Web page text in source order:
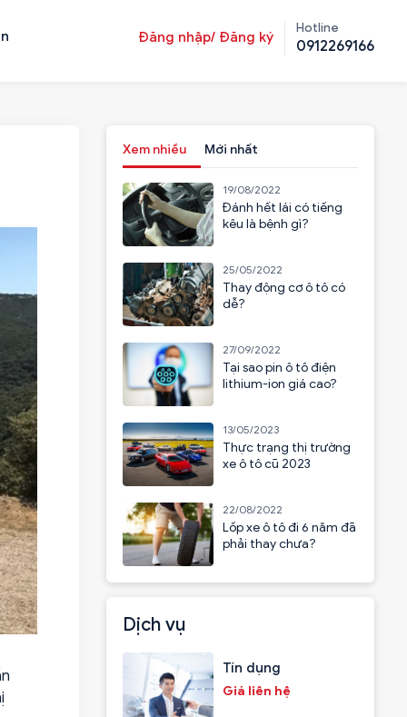
Đăng nhập/ Đăng ký
Hotline
0912269166
Xem nhiều Mới nhất
19/08/2022
Đánh hết lái có tiếng
kêu là bệnh gì?
25/05/2022
Thay động cơ ô tô có
dễ?
27/09/2022
Tại sao pin ô tô điện
lithium-ion giá cao?
13/05/2023
Thực trạng thị trường
xe ô tô cũ 2023
22/08/2022
Lốp xe ô tô đi 6 năm đã
phải thay chưa?
Dịch vụ
Tín dụng
Giá liên hệ